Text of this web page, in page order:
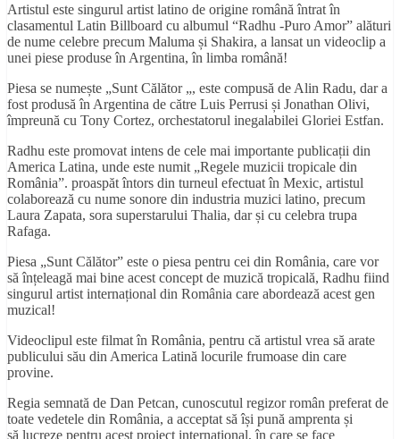
Artistul este singurul artist latino de origine română întrat în
clasamentul Latin Billboard cu albumul “Radhu -Puro Amor” alături
de nume celebre precum Maluma și Shakira, a lansat un videoclip a
unei piese produse în Argentina, în limba română!
Piesa se numește „Sunt Călător „, este compusă de Alin Radu, dar a
fost produsă în Argentina de către Luis Perrusi și Jonathan Olivi,
împreună cu Tony Cortez, orchestatorul inegalabilei Gloriei Estfan.
Radhu este promovat intens de cele mai importante publicații din
America Latina, unde este numit „Regele muzicii tropicale din
România”. proaspăt întors din turneul efectuat în Mexic, artistul
colaborează cu nume sonore din industria muzici latino, precum
Laura Zapata, sora superstarului Thalia, dar și cu celebra trupa
Rafaga.
Piesa „Sunt Călător” este o piesa pentru cei din România, care vor
să înțeleagă mai bine acest concept de muzică tropicală, Radhu fiind
singurul artist internațional din România care abordează acest gen
muzical!
Videoclipul este filmat în România, pentru că artistul vrea să arate
publicului său din America Latină locurile frumoase din care
provine.
Regia semnată de Dan Petcan, cunoscutul regizor român preferat de
toate vedetele din România, a acceptat să își pună amprenta și
să lucreze pentru acest proiect internațional, în care se face